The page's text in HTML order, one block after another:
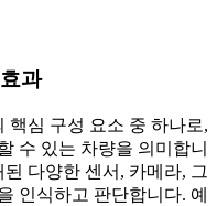
과
핵심 구성 요소 중 하나로,
수 있는 차량을 의미합니
다양한 센서, 카메라, 그
인식하고 판단합니다. 예